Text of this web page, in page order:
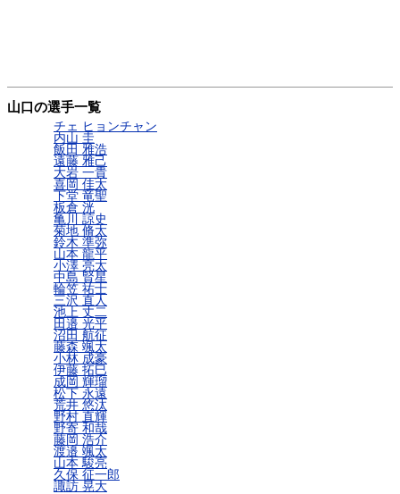
山口の選手一覧
チェ ヒョンチャン
内山 圭
飯田 雅浩
遠藤 雅己
大岩 一貴
喜岡 佳太
下堂 竜聖
板倉 洸
亀川 諒史
菊地 脩太
鈴木 準弥
山本 龍平
小澤 亮太
中島 賢星
輪笠 祐士
三沢 直人
池上 丈二
田邉 光平
沼田 航征
藤森 颯太
小林 成豪
伊藤 拓巳
成岡 輝瑠
松下 永遠
荒井 悠汰
野村 直輝
野寄 和哉
藤岡 浩介
渡邉 颯太
山本 駿亮
久保 征一郎
諏訪 晃大